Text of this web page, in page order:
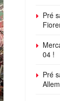
Pré
04 !
Pré